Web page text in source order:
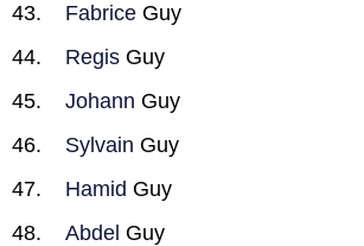
Fabrice Guy
Regis Guy
Johann Guy
Sylvain Guy
Hamid Guy
Abdel Guy